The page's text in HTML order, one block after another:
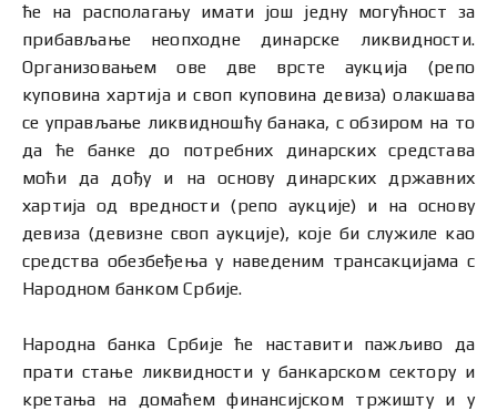
ће на располагању имати још једну могућност за
прибављање неопходне динарске ликвидности.
Организовањем ове две врсте аукција (репо
куповина хартија и своп куповина девиза) олакшава
се управљање ликвидношћу банака, с обзиром на то
да ће банке до потребних динарских средстава
моћи да дођу и на основу динарских државних
хартија од вредности (репо аукције) и на основу
девиза (девизне своп аукције), које би служиле као
средства обезбеђења у наведеним трансакцијама с
Народном банком Србије.
Народна банка Србије ће наставити пажљиво да
прати стање ликвидности у банкарском сектору и
кретања на домаћем финансијском тржишту и у